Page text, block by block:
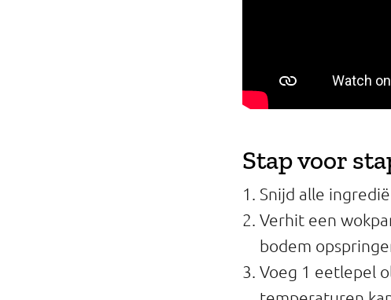
Stap voor
Snijd alle
Verhit een
bodem
Voeg 1 eetlepel